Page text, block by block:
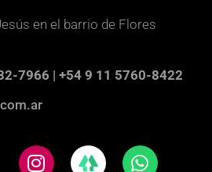
en el barrio de Flores
7966 | +54 9 11 5760-8422
I
W